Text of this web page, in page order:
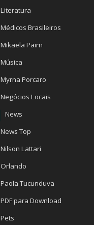
Literatura
Médicos Brasileiros
Mikaela Paim
Música
Myrna Porcaro
Negócios Locais
News
News Top
Nilson Lattari
Orlando
Paola Tucunduva
PDF para Download
Pets